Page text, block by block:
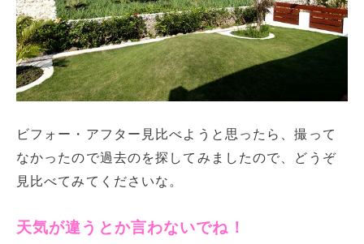
ビフォー・アフター見比べようと思ったら、撮って
なかったので過去のを探してみましたので、どうぞ
見比べてみてくださいな。
天気が違うとか言わないでね！